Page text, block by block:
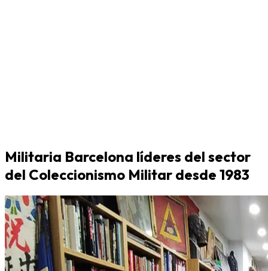
Militaria Barcelona líderes del sector
del Coleccionismo Militar desde 1983